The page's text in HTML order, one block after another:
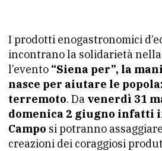
I prodotti enogastronomici
incontrano la solidarietà
l’evento “Siena per”, la
nasce per aiutare le
terremoto. Da venerdì 31
domenica 2 giugno infatti
Campo si potranno
creazioni dei coraggiosi